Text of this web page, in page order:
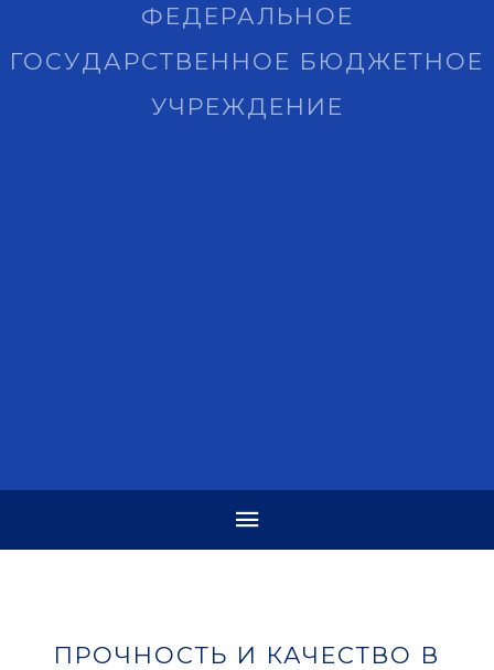
ФЕДЕРАЛЬНОЕ
ГОСУДАРСТВЕННОЕ БЮДЖЕТНОЕ
УЧРЕЖДЕНИЕ
ПРОЧНОСТЬ И КАЧЕСТВО В